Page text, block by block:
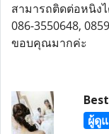
สามารถติดต่อหนิง
086-3550648,
ขอบคุณมากค่ะ
ผู้ดู